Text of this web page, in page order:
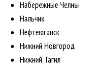
Набережные Челны
Нальчик
Нефтеюганск
Нижний Новгород
Нижний Тагил